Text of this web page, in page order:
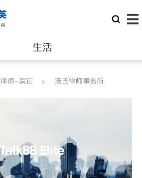
生活
律师
非盈利组织
律师-其它 汤氏律师事务所